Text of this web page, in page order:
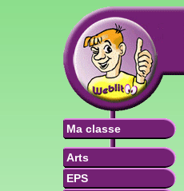
Ma classe
Arts
EPS